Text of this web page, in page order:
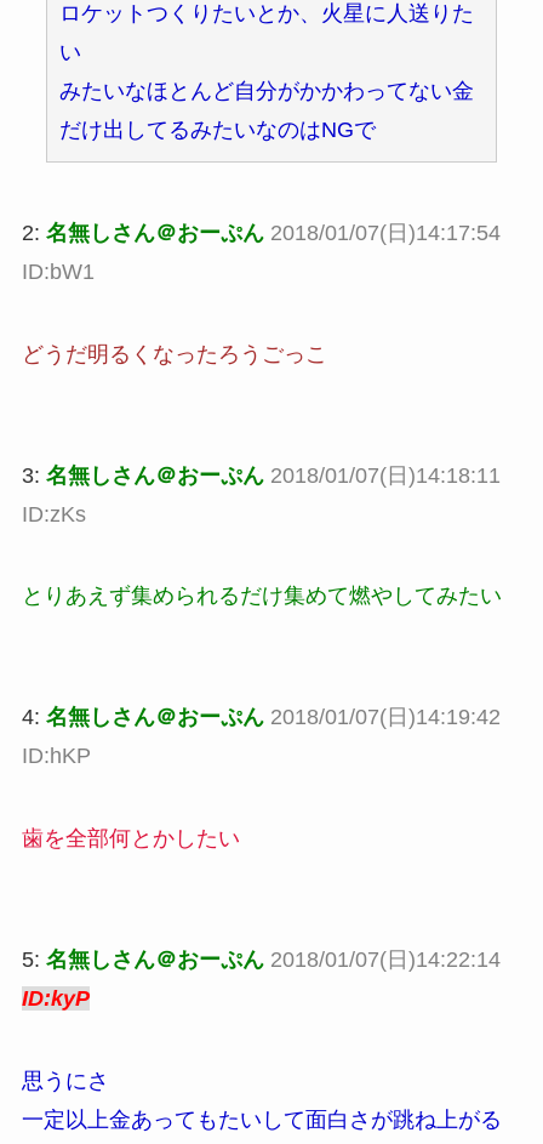
ロケットつくりたいとか、火星に人送りた
い
みたいなほとんど自分がかかわってない金
だけ出してるみたいなのはNGで
2: 名無しさん＠おーぷん 2018/01/07(日)14:17:54
ID:bW1
どうだ明るくなったろうごっこ
3: 名無しさん＠おーぷん 2018/01/07(日)14:18:11
ID:zKs
とりあえず集められるだけ集めて燃やしてみたい
4: 名無しさん＠おーぷん 2018/01/07(日)14:19:42
ID:hKP
歯を全部何とかしたい
5: 名無しさん＠おーぷん 2018/01/07(日)14:22:14
ID:kyP
思うにさ
一定以上金あってもたいして面白さが跳ね上がる